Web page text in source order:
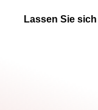
Lassen Sie